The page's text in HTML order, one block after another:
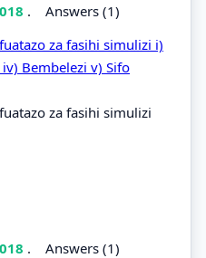
. Answers (1)
za fasihi simulizi i)
Bembelezi v) Sifo
za fasihi simulizi
. Answers (1)